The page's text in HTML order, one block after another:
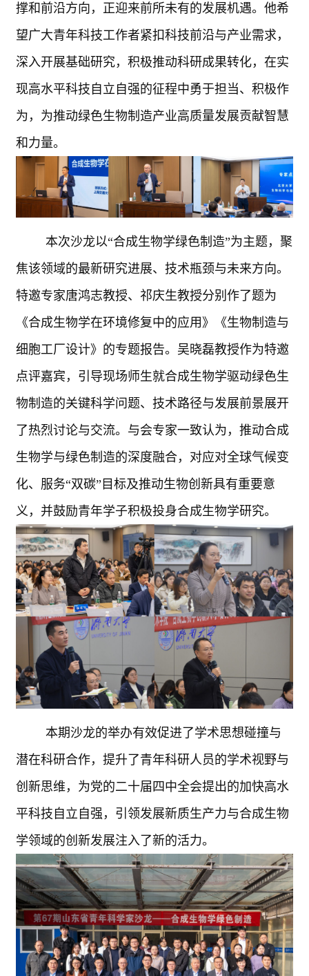
撑和前沿方向，正迎来前所未有的发展机遇。他希
望广大青年科技工作者紧扣科技前沿与产业需求，
深入开展基础研究，积极推动科研成果转化，在实
现高水平科技自立自强的征程中勇于担当、积极作
为，为推动绿色生物制造产业高质量发展贡献智慧
和力量。
本次沙龙以“合成生物学绿色制造”为主题，聚
焦该领域的最新研究进展、技术瓶颈与未来方向。
特邀专家唐鸿志教授、祁庆生教授分别作了题为
《合成生物学在环境修复中的应用》《生物制造与
细胞工厂设计》的专题报告。吴晓磊教授作为特邀
点评嘉宾，引导现场师生就合成生物学驱动绿色生
物制造的关键科学问题、技术路径与发展前景展开
了热烈讨论与交流。与会专家一致认为，推动合成
生物学与绿色制造的深度融合，对应对全球气候变
化、服务“双碳”目标及推动生物创新具有重要意
义，并鼓励青年学子积极投身合成生物学研究。
本期沙龙的举办有效促进了学术思想碰撞与
潜在科研合作，提升了青年科研人员的学术视野与
创新思维，为党的二十届四中全会提出的加快高水
平科技自立自强，引领发展新质生产力与合成生物
学领域的创新发展注入了新的活力。